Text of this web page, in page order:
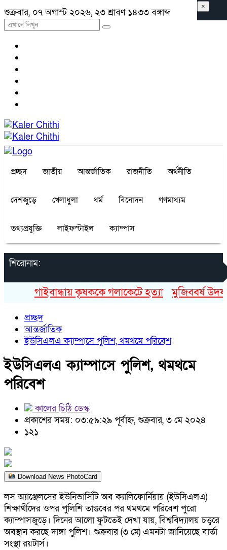
শুক্রবার, ০৭ অগাস্ট ২০২৬, ২৩ শ্রাবণ ১৪৩৩ বঙ্গাব্দ
প্রচ্ছদ জাতীয় আন্তর্জাতিক রাজনীতি অর্থনীতি
দেশজুড়ে খেলাধুলা ধর্ম বিনোদন গণমাধ্যম
তথ্যপ্রযুক্তি লাইফস্টাইল ক্যাম্পাস
শিরোনাম:
গাইবান্ধায় কৃষককে গলাকেটে হত্যা মুজিববর্ষ
×
প্রচ্ছদ
আন্তর্জাতিক
ইউসিএলএ ক্যাম্পাসে পুলিশ, থমথমে পরিবেশ
ইউসিএলএ ক্যাম্পাসে পুলিশ, থমথমে
পরিবেশ
কালের চিঠি ডেস্ক
প্রকাশের সময়: ০৩:৫৯:২৯ পূর্বাহ্ন, শুক্রবার, ৩ মে ২০২৪
১২১
Download News PhotoCard
লস অ্যাঞ্জেলসের ইউনিভার্সিটি অব ক্যালিফোর্নিয়ায় (ইউসিএলএ)
শিক্ষার্থীদের ওপর পুলিশি তাণ্ডবের পর থমথমে পরিবেশ পুরো
ক্যাম্পাসজুড়ে। দিনের আলো ফুটতেই দেখা যায়, বিশ্ববিদ্যালয় চত্ত্বরে
অবস্থান করছে দাঙ্গা পুলিশ। শুক্রবার (৩ মে) এমনটা জানিয়েছে বার্তা
সংস্থা রয়টার্স।